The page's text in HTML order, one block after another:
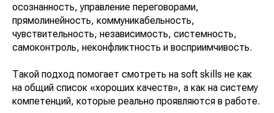
осознанность, управление переговорами,
прямолинейность, коммуникабельность,
чувствительность, независимость, системность,
самоконтроль, неконфликтность и восприимчивость.
Такой подход помогает смотреть на soft skills не как
на общий список «хороших качеств», а как на систему
компетенций, которые реально проявляются в работе.